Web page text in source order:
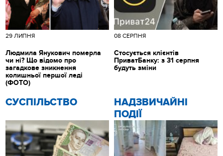
CУСПІЛЬСТВО
НАДЗВИЧАЙНІ
ПОДІЇ
29 ЛИПНЯ
Людмила Янукович померла
чи ні? Що відомо про
загадкове зникнення
колишньої першої леді
(ФОТО)
08 СЕРПНЯ
Стосується клієнтів
ПриватБанку: з 31 серпня
будуть зміни